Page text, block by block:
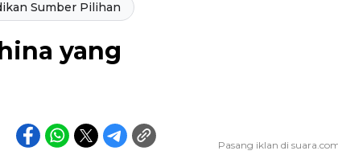
Sumber Pilihan
yang